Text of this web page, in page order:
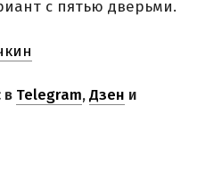
с пятью дверьми.
в Telegram,Дзен и